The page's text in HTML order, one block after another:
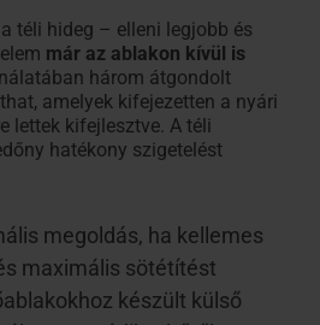
téli hideg – elleni legjobb és
már az ablakon kívül is
három átgondolt
amelyek kifejezetten a nyári
lettek kifejlesztve. A téli
hatékony szigetelést
megoldás, ha kellemes
maximális sötétítést
készült külső